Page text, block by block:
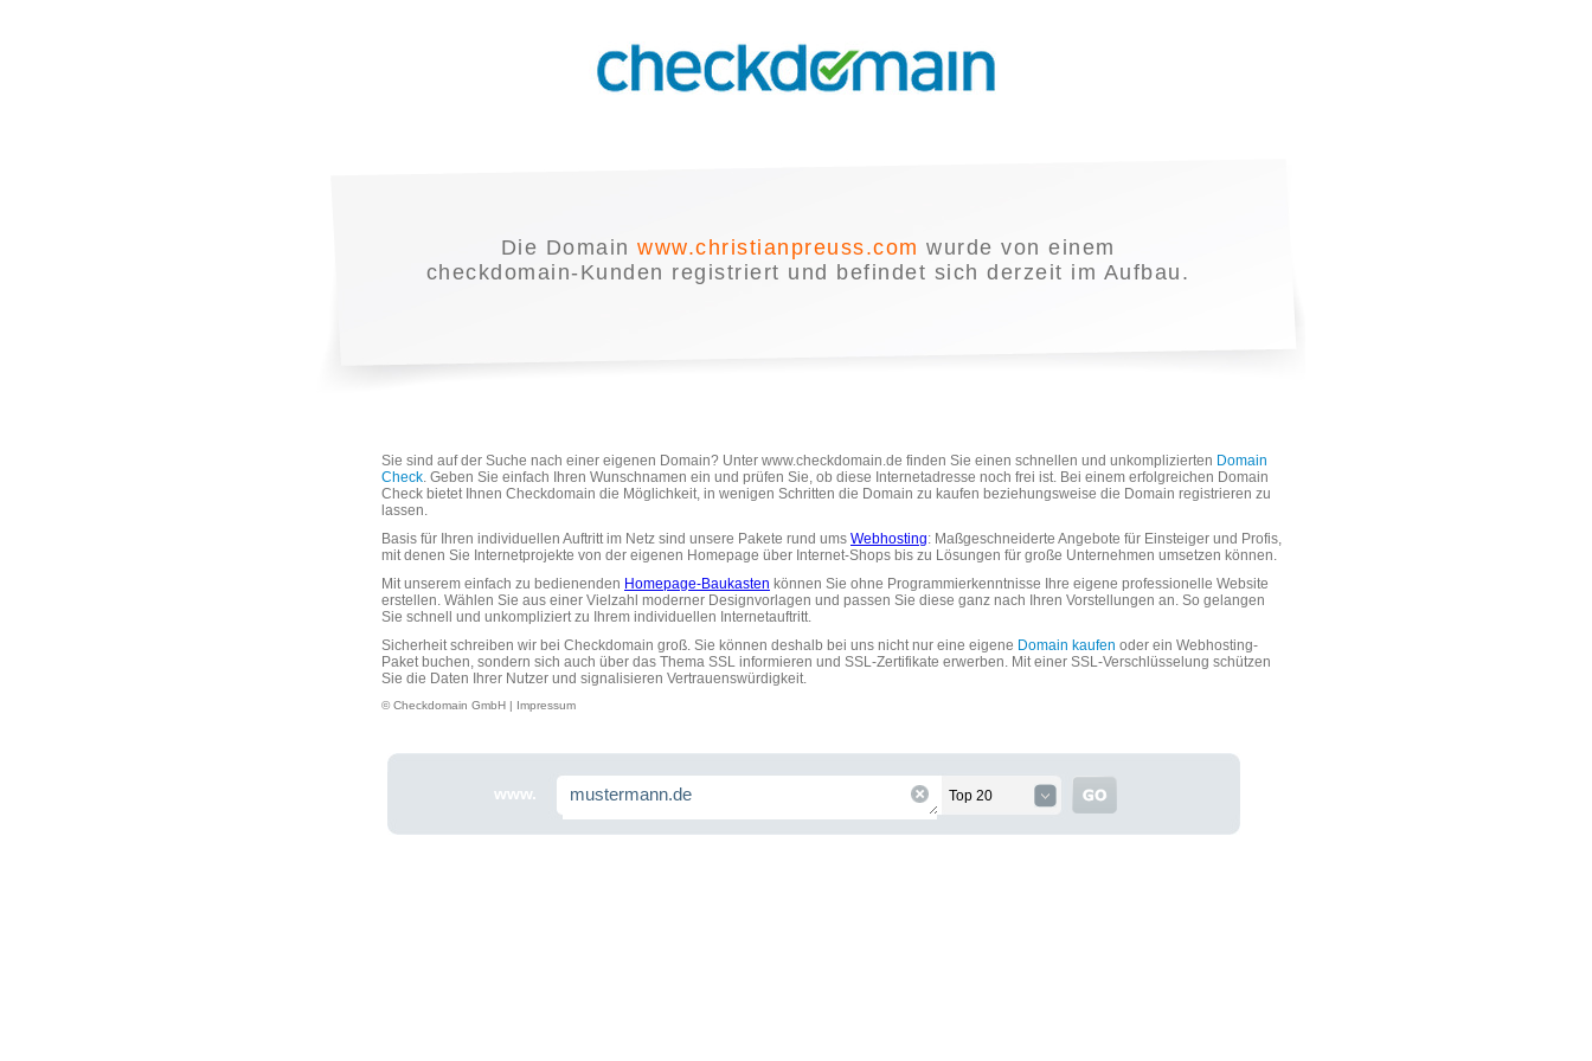
Die Domain www.christianpreuss.com wurde von einem
checkdomain-Kunden registriert und befindet sich derzeit im Aufbau.
Sie sind auf der Suche nach einer eigenen Domain? Unter www.checkdomain.de finden Sie einen schnellen und unkomplizierten Domain
Check. Geben Sie einfach Ihren Wunschnamen ein und prüfen Sie, ob diese Internetadresse noch frei ist. Bei einem erfolgreichen Domain
Check bietet Ihnen Checkdomain die Möglichkeit, in wenigen Schritten die Domain zu kaufen beziehungsweise die Domain registrieren zu
lassen.
Basis für Ihren individuellen Auftritt im Netz sind unsere Pakete rund ums Webhosting: Maßgeschneiderte Angebote für Einsteiger und Profis,
mit denen Sie Internetprojekte von der eigenen Homepage über Internet-Shops bis zu Lösungen für große Unternehmen umsetzen können.
Mit unserem einfach zu bedienenden Homepage-Baukasten können Sie ohne Programmierkenntnisse Ihre eigene professionelle Website
erstellen. Wählen Sie aus einer Vielzahl moderner Designvorlagen und passen Sie diese ganz nach Ihren Vorstellungen an. So gelangen
Sie schnell und unkompliziert zu Ihrem individuellen Internetauftritt.
Sicherheit schreiben wir bei Checkdomain groß. Sie können deshalb bei uns nicht nur eine eigene Domain kaufen oder ein Webhosting-
Paket buchen, sondern sich auch über das Thema SSL informieren und SSL-Zertifikate erwerben. Mit einer SSL-Verschlüsselung schützen
Sie die Daten Ihrer Nutzer und signalisieren Vertrauenswürdigkeit.
© Checkdomain GmbH | Impressum
www. Top 20